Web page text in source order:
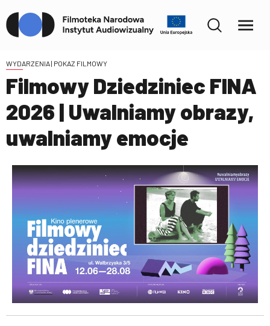
WYDARZENIA| POKAZ FILMOWY
Filmowy Dziedziniec FINA
2026 | Uwalniamy obrazy,
uwalniamy emocje